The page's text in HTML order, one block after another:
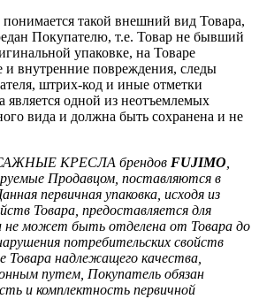
такой внешний вид Товара,
Покупателю, т.е. Товар не бывший
упаковке, на Товаре
и внутренние повреждения, следы
штрих-код и иные отметки
является одной из неотъемлемых
вида и должна быть сохранена и не
КРЕСЛА брендов FUJIMO,
Продавцом, поставляются в
первичная упаковка, исходя из
Товара, предоставляется для
не может быть отделена от Товара до
потребительских свойств
Товара надлежащего качества,
путем, Покупатель обязан
и комплектность первичной